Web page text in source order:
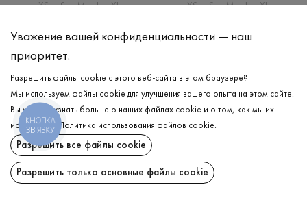
XS S M L XL XS S M L XL
Уважение вашей конфиденциальности — наш
приоритет.
Разрешить файлы cookie с этого веб-сайта в этом браузере?
Мы используем файлы cookie для улучшения вашего опыта на этом сайте.
Вы можете узнать больше о наших файлах cookie и о том, как мы их
используем.
Политика использования файлов cookie.
Разрешить все файлы cookie
Разрешить только основные файлы cookie
КНОПКА
ЗВ'ЯЗКУ